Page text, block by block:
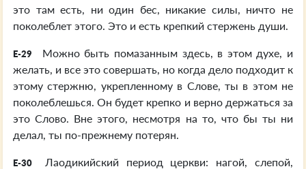
это там есть, ни один бес, никакие силы, ничто не
поколеблет этого. Это и есть крепкий стержень души.
E-29
Можно быть помазанным здесь, в этом духе, и
желать, и все это совершать, но когда дело подходит к
этому стержню, укрепленному в Слове, ты в этом не
поколеблешься. Он будет крепко и верно держаться за
это Слово. Вне этого, несмотря на то, что бы ты ни
делал, ты по-прежнему потерян.
E-30
Лаодикийский период церкви: нагой, слепой,